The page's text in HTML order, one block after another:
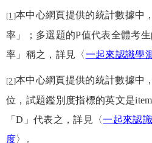
[1]本中心網頁提供的統計數據中
率」；多選題的P值代表全體考
率」稱之，詳見〈一起來認識學
[2]本中心網頁提供的統計數據中
位，試題鑑別度指標的英文是
「D 」代表之，詳見〈一起來認
度〉。